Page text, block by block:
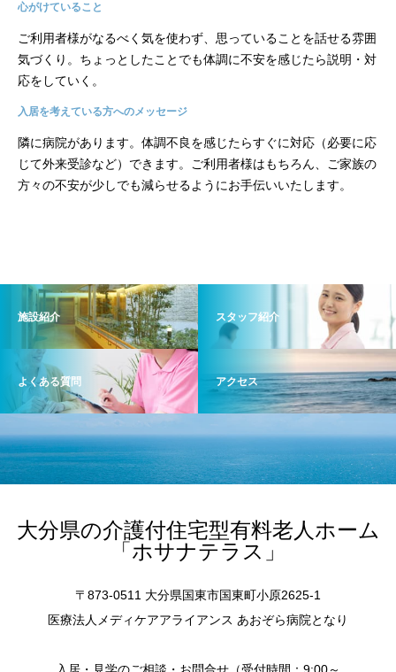
心がけていること
ご利用者様がなるべく気を使わず、思っていることを話せる雰囲
気づくり。ちょっとしたことでも体調に不安を感じたら説明・対
応をしていく。
入居を考えている方へのメッセージ
隣に病院があります。体調不良を感じたらすぐに対応（必要に応
じて外来受診など）できます。ご利用者様はもちろん、ご家族の
方々の不安が少しでも減らせるようにお手伝いいたします。
施設紹介 スタッフ紹介
よくある質問 アクセス
大分県の介護付住宅型有料老人ホーム
「ホサナテラス」
〒873-0511 大分県国東市国東町小原2625-1
医療法人メディケアアライアンス あおぞら病院となり